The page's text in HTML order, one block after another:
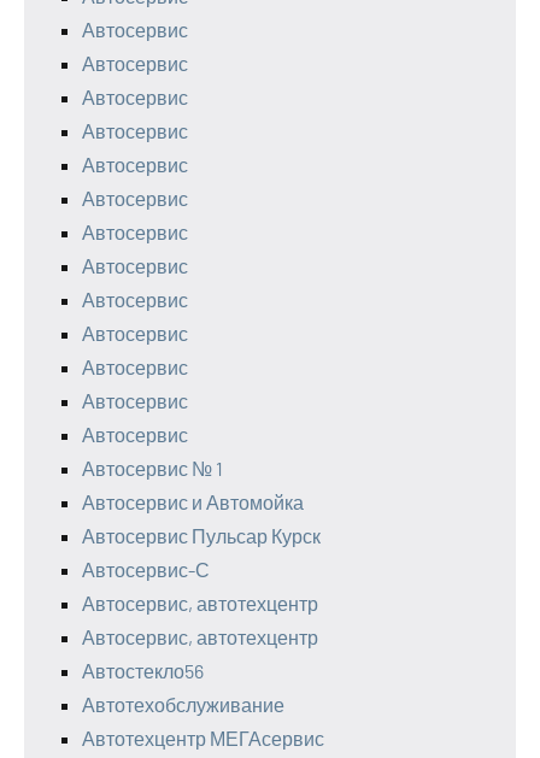
Автосервис
Автосервис
Автосервис
Автосервис
Автосервис
Автосервис
Автосервис
Автосервис
Автосервис
Автосервис
Автосервис
Автосервис
Автосервис
Автосервис № 1
Автосервис и Автомойка
Автосервис Пульсар Курск
Автосервис-С
Автосервис, автотехцентр
Автосервис, автотехцентр
Автостекло56
Автотехобслуживание
Автотехцентр МЕГАсервис